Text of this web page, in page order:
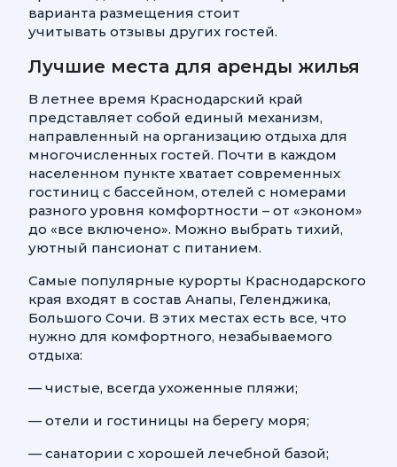
варианта размещения стоит
учитывать отзывы других гостей.
Лучшие места для аренды жилья
В летнее время Краснодарский край
представляет собой единый механизм,
направленный на организацию отдыха для
многочисленных гостей. Почти в каждом
населенном пункте хватает современных
гостиниц с бассейном, отелей с номерами
разного уровня комфортности – от «эконом»
до «все включено». Можно выбрать тихий,
уютный пансионат с питанием.
Самые популярные курорты Краснодарского
края входят в состав Анапы, Геленджика,
Большого Сочи. В этих местах есть все, что
нужно для комфортного, незабываемого
отдыха:
— чистые, всегда ухоженные пляжи;
— отели и гостиницы на берегу моря;
— санатории с хорошей лечебной базой;